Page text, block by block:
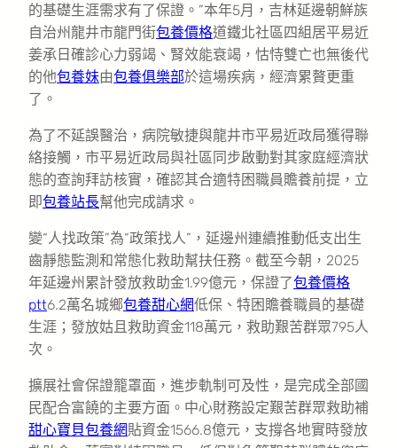
的基礎生涯需求有了保證。”本年5月，吉林延邊朝鮮族
自治州龍井市龍門街包養價格道鐵北社區四組居平易近
姜承日確診心力弱竭、腎效能衰竭，怙恃雙亡也無後代
的他包養妹由包養俱樂部於這場疾病，經濟累贅更重
了。
為了不延誤醫治，病院敏捷與龍井市平易近政局獲得聯
絡接觸，市平易近政局與社區同步啟動對其家庭經濟狀
態的查詢拜訪核實，確認其合適特困職員贍養前提，立
即包養站長幫他完成請求。
變“人找政策”為“政策找人”，延邊州連續推動低支出生
齒靜態監測和常態化救助幫扶任務。截至今朝，2025
年延邊州累計發放救助金1.99億元，保證了包養價格
ptt6.2萬名城鄉包養甜心網低保、特困贍養職員的基礎
生涯；發放姑且救助資金118萬元，救助艱苦群眾795人
次。
擴展社會保證籠罩面，進步軌制可及性，是完成全部國
民配合富饒的主要方面。中心財務設定艱苦群眾救助補
甜心寶貝包養網貼資金1566.8億元，支撐各地實時發放